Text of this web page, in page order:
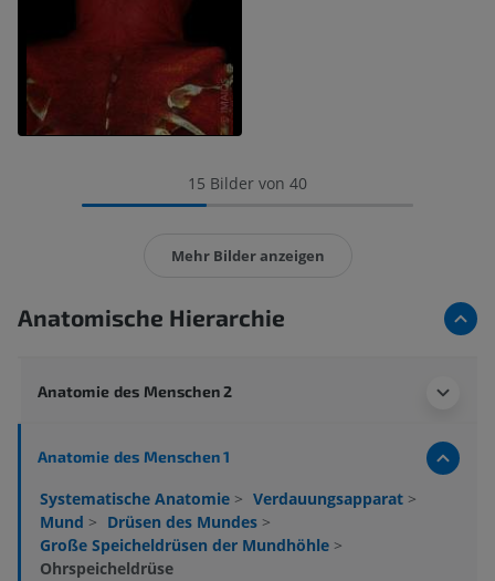
15 Bilder von 40
Mehr Bilder anzeigen
Anatomische Hierarchie
Anatomie des Menschen 2
Anatomie des Menschen 1
Systematische Anatomie > Verdauungsapparat >
Mund > Drüsen des Mundes >
Große Speicheldrüsen der Mundhöhle >
Ohrspeicheldrüse